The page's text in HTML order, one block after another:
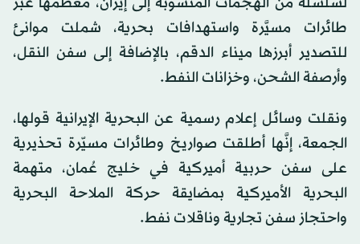
طائرات مسيَّرة واستهدافات بحرية، شملت موانئ
للتصدير أبرزها ميناء الدقم، بالإضافة إلى سفن النقل،
وأرصفة الشحن، وخزانات النفط.
ونقلت وسائل إعلام رسمية عن ​البحرية الإيرانية قولها،
الجمعة، إنَّها أطلقت صواريخ وطائرات مسيّرة تحذيرية
على ​سفن حربية أميركية ​في خليج عُمان، متهمة
البحرية ⁠الأميركية بمضايقة حركة ​الملاحة البحرية
واحتجاز سفن ​تجارية وناقلات نفط.